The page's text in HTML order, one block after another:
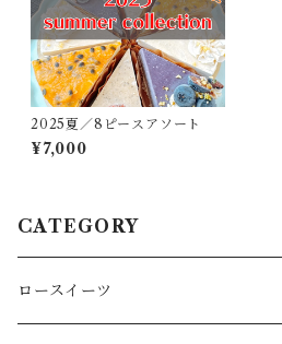
2025夏／8ピースアソート
¥7,000
CATEGORY
ロースイーツ